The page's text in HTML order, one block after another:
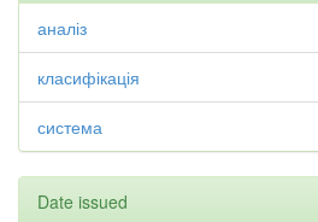
аналіз
класифікація
система
Date issued